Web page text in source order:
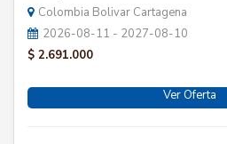
Colombia Bolivar Cartagena
2026-08-11 - 2027-08-10
$ 2.691.000
Ver Oferta